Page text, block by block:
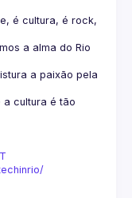
é cultura, é rock,
a alma do Rio
a paixão pela
a cultura é tão